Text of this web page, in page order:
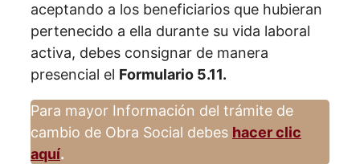
aceptando a los beneficiarios que hubieran
pertenecido a ella durante su vida laboral
activa, debes consignar de manera
presencial el Formulario 5.11.
Para mayor Información del trámite de
cambio de Obra Social debes hacer clic
aquí.